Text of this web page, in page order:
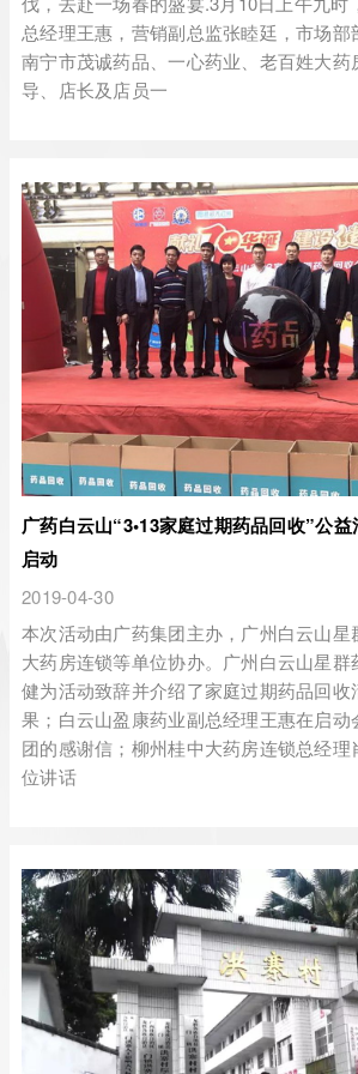
总经理王惠，营销副总监张睦廷，市场部
南宁市茂诚药品、一心药业、老百姓大药
导、店长及店员一
广药白云山“3•13家庭过期药品回收”公
启动
2019-04-30
本次活动由广药集团主办，广州白云山星
大药房连锁等单位协办。广州白云山星
健为活动致辞并介绍了家庭过期药品回收
果；白云山盈康药业副总经理王惠在启
团的感谢信；柳州桂中大药房连锁总经
位讲话